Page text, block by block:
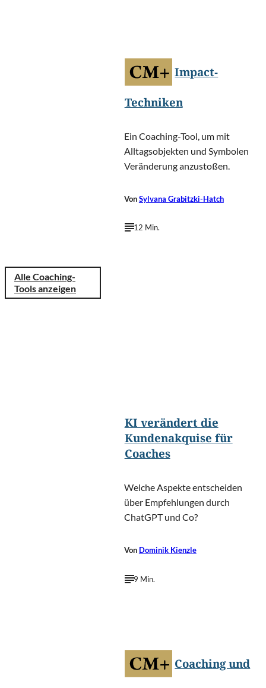
Impact-
Techniken
Ein Coaching-Tool, um mit
Alltagsobjekten und Symbolen
Veränderung anzustoßen.
VonSylvana Grabitzki-Hatch
12 Min.
Alle Coaching-
Tools anzeigen
KI verändert die
Kundenakquise für
Coaches
Welche Aspekte entscheiden
über Empfehlungen durch
ChatGPT und Co?
Von Dominik Kienzle
9 Min.
Coaching und